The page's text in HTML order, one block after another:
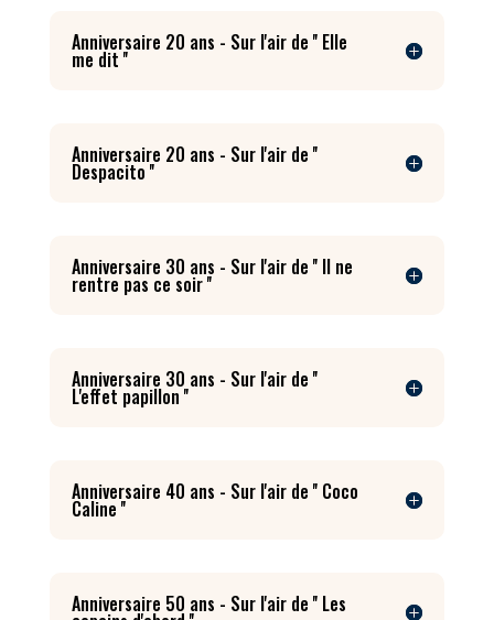
Anniversaire 20 ans - Sur l'air de '' Elle
me dit ''
Anniversaire 20 ans - Sur l'air de ''
Despacito ''
Anniversaire 30 ans - Sur l'air de '' Il ne
rentre pas ce soir ''
Anniversaire 30 ans - Sur l'air de ''
L'effet papillon ''
Anniversaire 40 ans - Sur l'air de '' Coco
Caline ''
Anniversaire 50 ans - Sur l'air de '' Les